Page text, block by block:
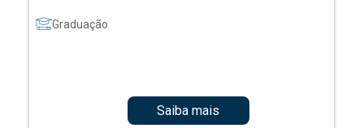
Graduação
Saiba mais